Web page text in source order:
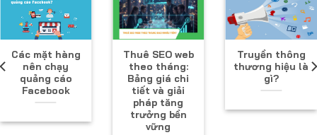
Các mặt hàng
nên chạy
quảng cáo
Facebook
Thuê SEO web
theo tháng:
Bảng giá chi
tiết và giải
pháp tăng
trưởng bền
vững
Truyền thông
thương hiệu là
gì?